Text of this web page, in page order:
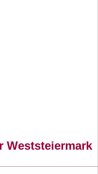
Weststeiermark